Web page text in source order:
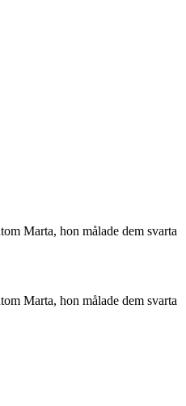
Marta, hon målade dem svarta
Marta, hon målade dem svarta